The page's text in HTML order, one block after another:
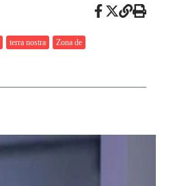
terra nostra Zona de